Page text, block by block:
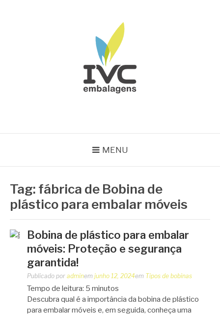
MENU
Tag: fábrica de Bobina de
plástico para embalar móveis
Bobina de plástico para embalar
móveis: Proteção e segurança
garantida!
Publicado por adminem junho 12, 2024em Tipos de bobinas
Tempo de leitura: 5 minutos
Descubra qual é a importância da bobina de plástico
para embalar móveis e, em seguida, conheça uma